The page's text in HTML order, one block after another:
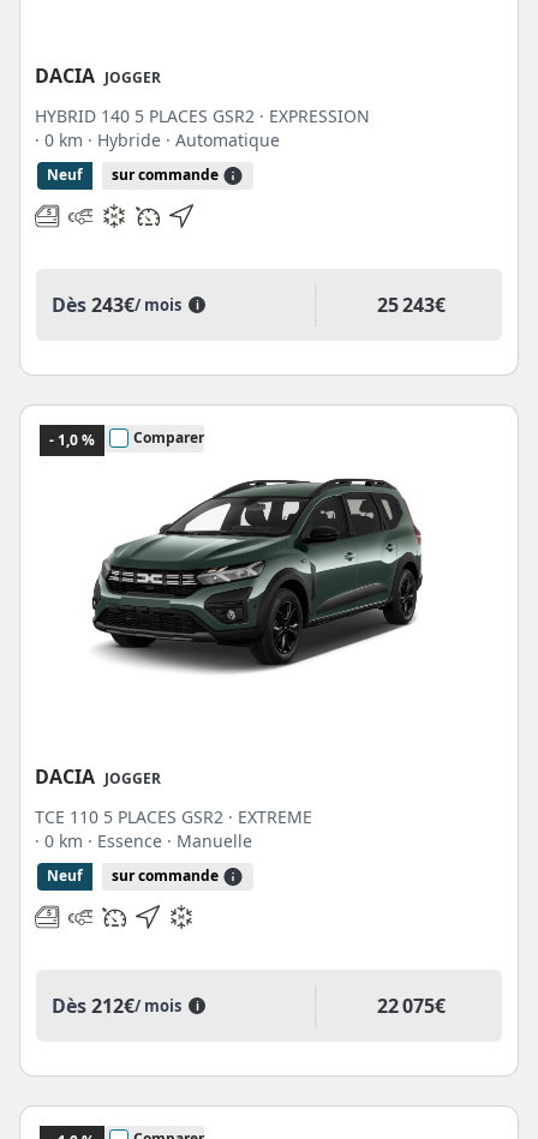
DACIA JOGGER
HYBRID 140 5 PLACES GSR2 · EXPRESSION
· 0 km · Hybride · Automatique
Neuf sur commande
Dès243€/ mois i 25 243€
- 1,0 % Comparer
DACIA JOGGER
TCE 110 5 PLACES GSR2 · EXTREME
· 0 km · Essence · Manuelle
Neuf sur commande
Dès212€/ mois i 22 075€